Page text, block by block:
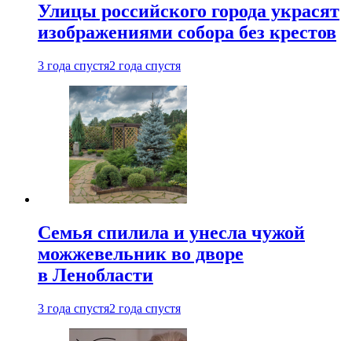
Улицы российского города украсят
изображениями собора без крестов
3 года спустя2 года спустя
Семья спилила и унесла чужой
можжевельник во дворе
в Ленобласти
3 года спустя2 года спустя